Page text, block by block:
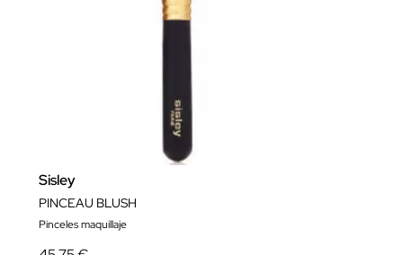
Sisley
PINCEAU BLUSH
Pinceles maquillaje